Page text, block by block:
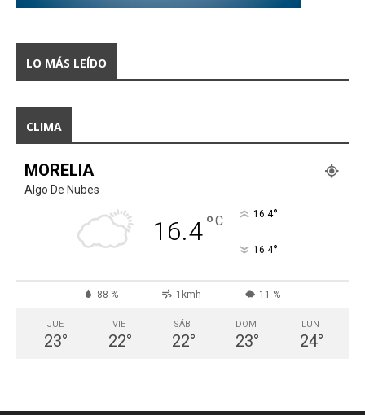
LO MÁS LEÍDO
CLIMA
MORELIA
Algo De Nubes
16.4°C 16.4°
16.4°
88 % 1kmh 11 %
JUE
23°
VIE
22°
SÁB
22°
DOM
23°
LUN
24°